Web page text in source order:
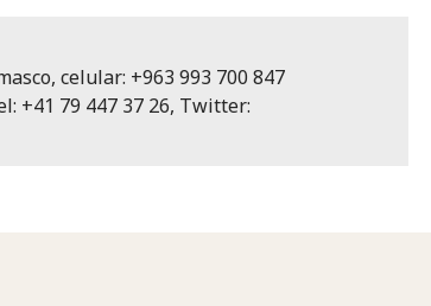
celular: +963 993 700 847
+41 79 447 37 26, Twitter: